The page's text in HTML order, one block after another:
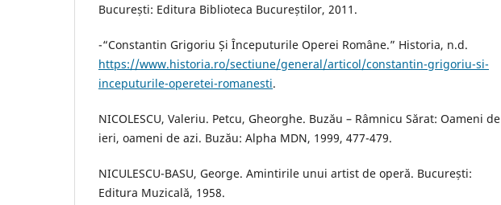
București: Editura Biblioteca Bucureștilor, 2011.
-“Constantin Grigoriu Și Începuturile Operei Române.” Historia, n.d.
https://www.historia.ro/sectiune/general/articol/constantin-grigoriu-si-
inceputurile-operetei-romanesti.
NICOLESCU, Valeriu. Petcu, Gheorghe. Buzău – Râmnicu Sărat: Oameni de
ieri, oameni de azi. Buzău: Alpha MDN, 1999, 477-479.
NICULESCU-BASU, George. Amintirile unui artist de operă. București:
Editura Muzicală, 1958.